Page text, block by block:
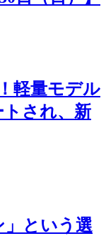
軽量モデル
され、新
」という選